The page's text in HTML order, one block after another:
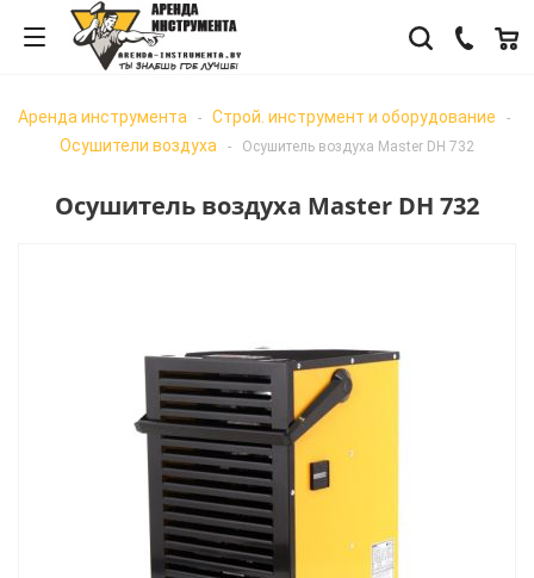
Аренда инструмента - Строй. инструмент и оборудование -
Осушители воздуха - Осушитель воздуха Master DH 732
Осушитель воздуха Master DH 732